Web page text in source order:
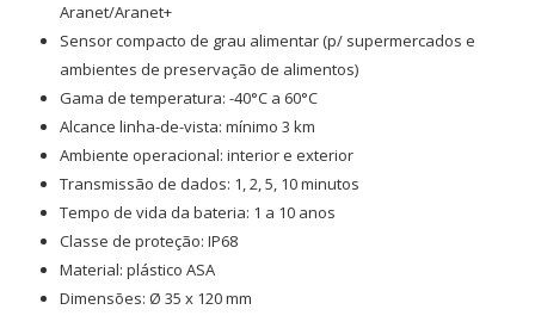
Aranet/Aranet+
Sensor compacto de grau alimentar (p/ supermercados e
ambientes de preservação de alimentos)
Gama de temperatura: -40°C a 60°C
Alcance linha-de-vista: mínimo 3 km
Ambiente operacional: interior e exterior
Transmissão de dados: 1, 2, 5, 10 minutos
Tempo de vida da bateria: 1 a 10 anos
Classe de proteção: IP68
Material: plástico ASA
Dimensões: Ø 35 x 120 mm